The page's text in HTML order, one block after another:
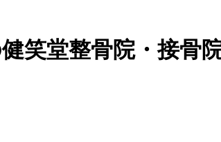
笑堂整骨院・接骨